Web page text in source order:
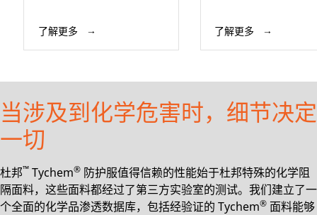
了解更多 了解更多
当涉及到化学危害时，细节决定
一切
杜邦™ Tychem® 防护服值得信赖的性能始于杜邦特殊的化学阻
隔面料，这些面料都经过了第三方实验室的测试。我们建立了一
个全面的化学品渗透数据库，包括经验证的 Tychem® 面料能够